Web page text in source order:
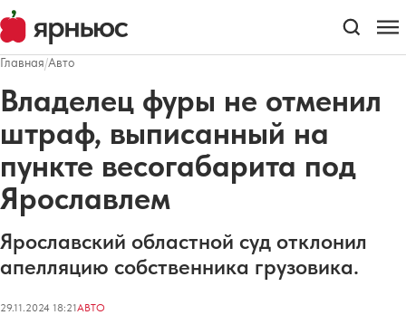
Главная/Авто
Владелец фуры не отменил
штраф, выписанный на
пункте весогабарита под
Ярославлем
Ярославский областной суд отклонил
апелляцию собственника грузовика.
29.11.2024 18:21АВТО